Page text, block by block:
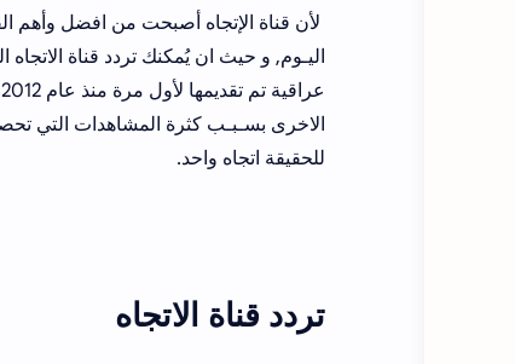
الاخرى بسـبـب كثرة المشاهدات التي
للحقيقة اتجاه واحد.
تردد قناة الاتجاه